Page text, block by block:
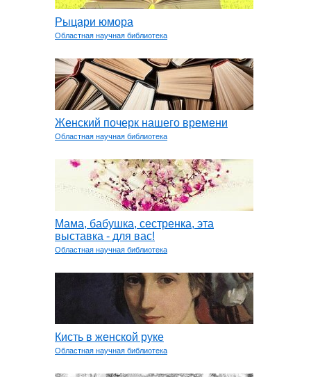
Рыцари юмора
Областная научная библиотека
Женский почерк нашего времени
Областная научная библиотека
Мама, бабушка, сестренка, эта
выставка - для вас!
Областная научная библиотека
Кисть в женской руке
Областная научная библиотека